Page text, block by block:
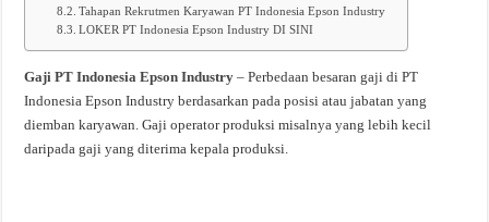
Tahapan Rekrutmen Karyawan PT Indonesia Epson Industry
LOKER PT Indonesia Epson Industry DI SINI
Gaji PT Indonesia Epson Industry – Perbedaan besaran gaji di PT
Indonesia Epson Industry berdasarkan pada posisi atau jabatan yang
diemban karyawan. Gaji operator produksi misalnya yang lebih kecil
daripada gaji yang diterima kepala produksi.